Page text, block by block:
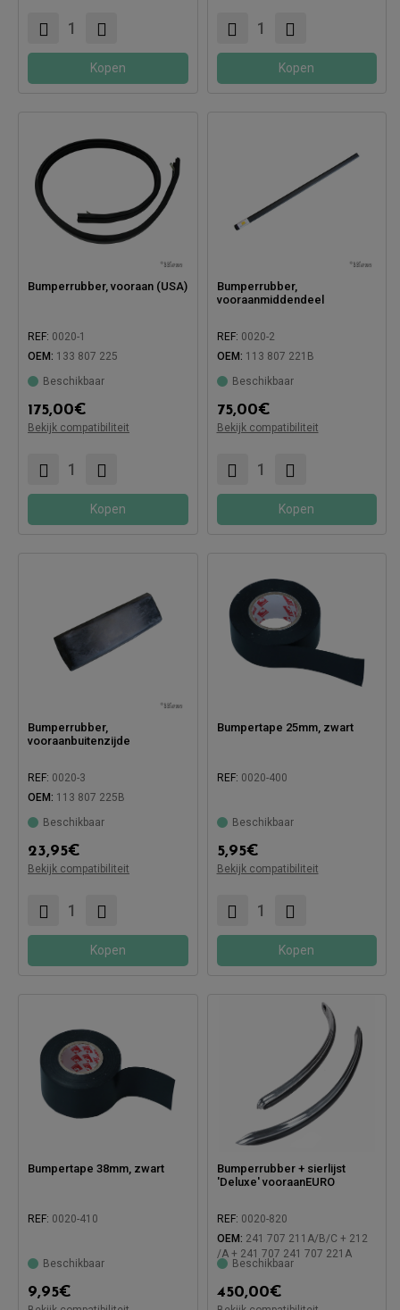
Kopen Kopen
Bumperrubber, vooraan (USA)
REF: 0020-1
OEM: 133 807 225
Beschikbaar
175,00€
Bekijk compatibiliteit
Kopen
Bumperrubber,
vooraanmiddendeel
REF: 0020-2
OEM: 113 807 221B
Beschikbaar
75,00€
Bekijk compatibiliteit
Kopen
Bumperrubber,
vooraanbuitenzijde
REF: 0020-3
OEM: 113 807 225B
Beschikbaar
23,95€
Bekijk compatibiliteit
Kopen
Bumpertape 25mm, zwart
REF: 0020-400
Beschikbaar
5,95€
Bekijk compatibiliteit
Kopen
Bumpertape 38mm, zwart
REF: 0020-410
Beschikbaar
9,95€
Bumperrubber + sierlijst
'Deluxe' vooraanEURO
REF: 0020-820
OEM: 241 707 211A/B/C + 212
/A + 241 707 241 707 221A
Beschikbaar
450,00€